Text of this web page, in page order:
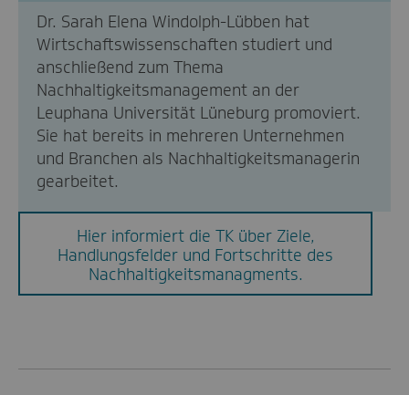
Dr. Sarah Elena Windolph-Lübben hat
Wirtschaftswissenschaften studiert und
anschließend zum Thema
Nachhaltigkeitsmanagement an der
Leuphana Universität Lüneburg promoviert.
Sie hat bereits in mehreren Unternehmen
und Branchen als Nachhaltigkeitsmanagerin
gearbeitet.
Hier informiert die TK über Ziele,
Handlungsfelder und Fortschritte des
Nachhaltigkeitsmanagments.